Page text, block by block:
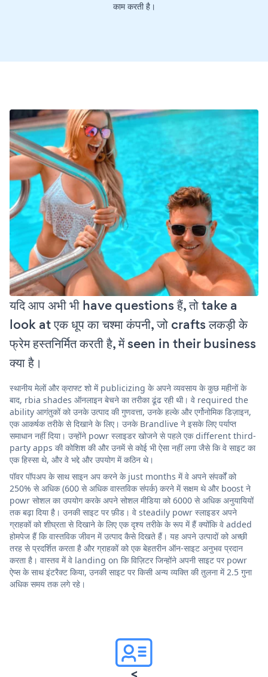
काम करती है।
यदि आप अभी भी have questions हैं, तो take a
look at एक धूप का चश्मा कंपनी, जो crafts लकड़ी के
फ्रेम हस्तनिर्मित करती है, में seen in their business
क्या है।
स्थानीय मेलों और क्राफ्ट शो में publicizing के अपने व्यवसाय के कुछ महीनों के
बाद, rbia shades ऑनलाइन बेचने का तरीका ढूंढ रही थी। वे required the
ability आगंतुकों को उनके उत्पाद की गुणवत्ता, उनके हल्के और एर्गोनोमिक डिज़ाइन,
एक आकर्षक तरीके से दिखाने के लिए। उनके Brandlive ने इसके लिए पर्याप्त
समाधान नहीं दिया। उन्होंने powr स्लाइडर खोजने से पहले एक different third-
party apps की कोशिश की और उनमें से कोई भी ऐसा नहीं लगा जैसे कि वे साइट का
एक हिस्सा थे, और वे भद्दे और उपयोग में कठिन थे।
पॉवर पॉपअप के साथ साइन अप करने के just months में वे अपने संपर्कों को
250% से अधिक (600 से अधिक वास्तविक संपर्क) करने में सक्षम थे और boost ने
powr सोशल का उपयोग करके अपने सोशल मीडिया को 6000 से अधिक अनुयायियों
तक बढ़ा दिया है। उनकी साइट पर फ़ीड। वे steadily powr स्लाइडर अपने
ग्राहकों को शीघ्रता से दिखाने के लिए एक दृश्य तरीके के रूप में हैं क्योंकि वे added
होमपेज हैं कि वास्तविक जीवन में उत्पाद कैसे दिखते हैं। यह अपने उत्पादों को अच्छी
तरह से प्रदर्शित करता है और ग्राहकों को एक बेहतरीन ऑन-साइट अनुभव प्रदान
करता है। वास्तव में वे landing on कि विज़िटर जिन्होंने अपनी साइट पर powr
ऐप्स के साथ इंटरैक्ट किया, उनकी साइट पर किसी अन्य व्यक्ति की तुलना में 2.5 गुना
अधिक समय तक लगे रहे।